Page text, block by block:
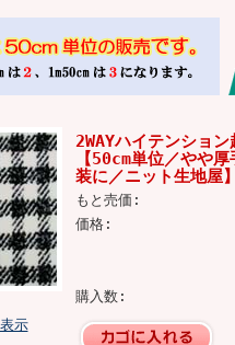
示
2WAYハイテンショ
【50cm単位／やや
装に／ニット生地屋
もと売価:
価格:
購入数: